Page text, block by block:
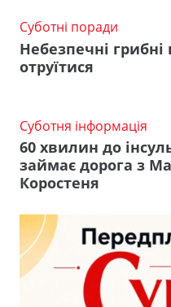
Суботні поради
Небезпечні
отруїтися
Суботня інформація
60 хвилин до
займає дорога з
Коростеня